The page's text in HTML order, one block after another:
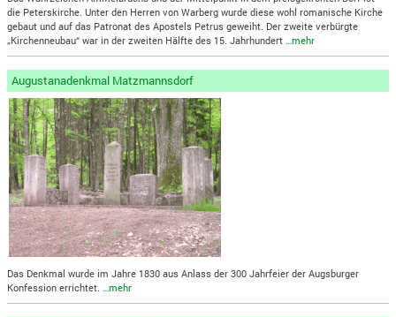
die Peterskirche. Unter den Herren von Warberg wurde diese wohl romanische Kirche
gebaut und auf das Patronat des Apostels Petrus geweiht. Der zweite verbürgte
„Kirchenneubau“ war in der zweiten Hälfte des 15. Jahrhundert…mehr
Augustanadenkmal Matzmannsdorf
Das Denkmal wurde im Jahre 1830 aus Anlass der 300 Jahrfeier der Augsburger
Konfession errichtet.…mehr